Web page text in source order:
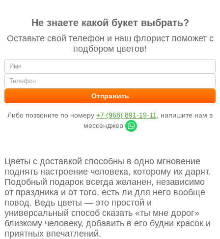
Не знаете какой букет выбрать?
Оставьте свой телефон и наш флорист поможет с
подбором цветов!
Либо позвоните по номеру +7 (968) 891-19-11
, напишите нам в
мессенджер
Цветы с доставкой способны в одно мгновение
поднять настроение человека, которому их дарят.
Подобный подарок всегда желанен, независимо
от праздника и от того, есть ли для него вообще
повод. Ведь цветы — это простой и
универсальный способ сказать «ты мне дорог»
близкому человеку, добавить в его будни красок и
приятных впечатлений.